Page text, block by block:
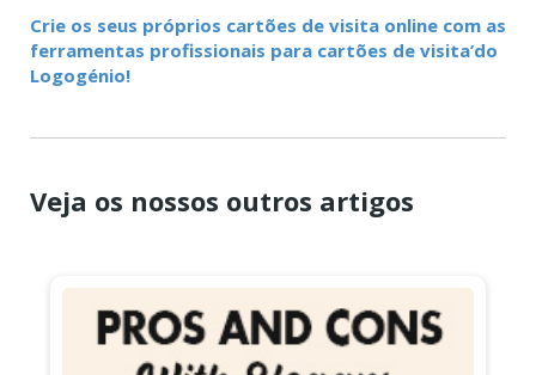
Crie os seus próprios cartões de visita online com as
ferramentas profissionais para cartões de visita’do
Logogénio!
Veja os nossos outros artigos